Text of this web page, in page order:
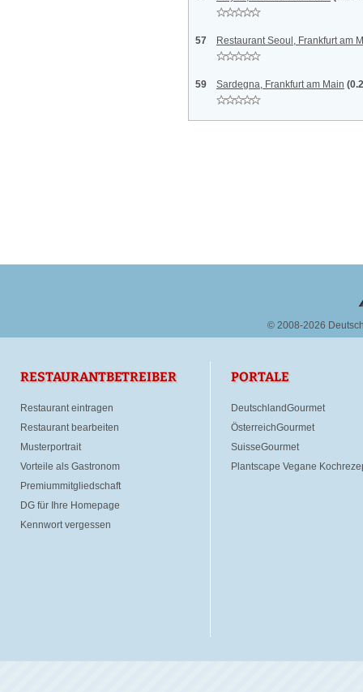
57 Restaurant Seoul, Frankfurt am
59 Sardegna, Frankfurt am Main
© 2008-2026
RESTAURANTBETREIBER
Restaurant eintragen
Restaurant bearbeiten
Musterportrait
Vorteile als Gastronom
Premiummitgliedschaft
DG für Ihre Homepage
Kennwort vergessen
PORTALE
DeutschlandGourmet
ÖsterreichGourmet
SuisseGourmet
Plantscape Vegane